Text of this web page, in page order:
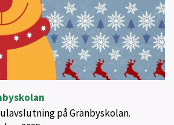
på Gränbyskolan.